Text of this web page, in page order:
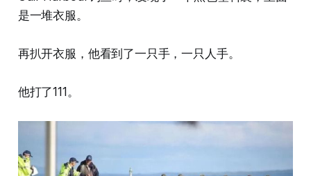
是一堆衣服。
再扒开衣服，他看到了一只手，一只人手。
他打了111。